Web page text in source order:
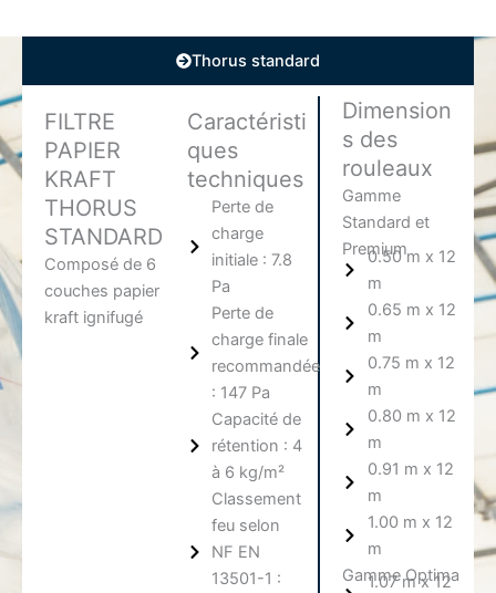
Thorus standard
FILTRE
PAPIER
KRAFT
THORUS
STANDARD
Composé de 6
couches papier
kraft ignifugé
Caractéristi
ques
techniques
Perte de
charge
initiale : 7.8
Pa
Perte de
charge finale
recommandée
: 147 Pa
Capacité de
rétention : 4
à 6 kg/m²
Classement
feu selon
NF EN
13501-1 :
Dimension
s des
rouleaux
Gamme
Standard et
Premium
0.50 m x 12
m
0.65 m x 12
m
0.75 m x 12
m
0.80 m x 12
m
0.91 m x 12
m
1.00 m x 12
m
Gamme Optima
1.07 m x 12